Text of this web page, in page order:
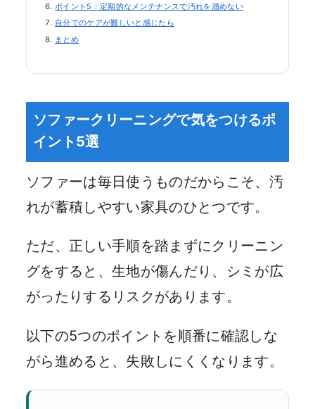
ポイント5：定期的なメンテナンスで汚れを溜めない
自分でのケアが難しいと感じたら
まとめ
ソファークリーニングで気をつけるポ
イント5選
ソファーは毎日使うものだからこそ、汚
れが蓄積しやすい家具のひとつです。
ただ、正しい手順を踏まずにクリーニン
グをすると、生地が傷んだり、シミが広
がったりするリスクがあります。
以下の5つのポイントを順番に確認しな
がら進めると、失敗しにくくなります。